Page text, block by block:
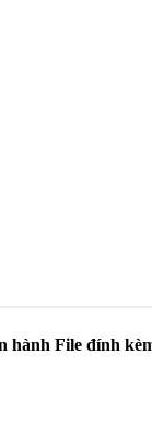
hành File đính